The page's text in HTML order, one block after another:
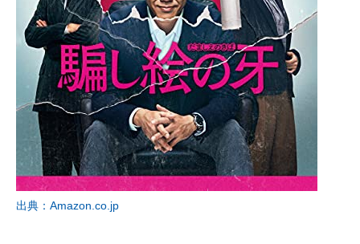
出典：Amazon.co.jp